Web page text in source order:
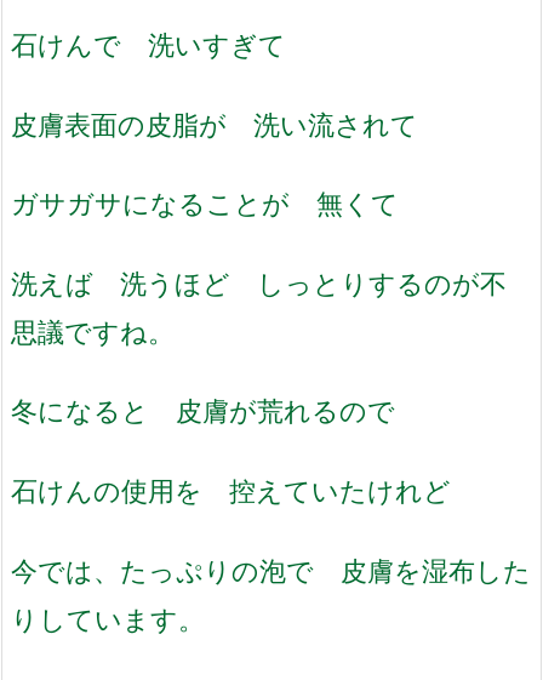
石けんで 洗いすぎて
皮膚表面の皮脂が 洗い流されて
ガサガサになることが 無くて
洗えば 洗うほど しっとりするのが不
思議ですね。
冬になると 皮膚が荒れるので
石けんの使用を 控えていたけれど
今では、たっぷりの泡で 皮膚を湿布した
りしています。